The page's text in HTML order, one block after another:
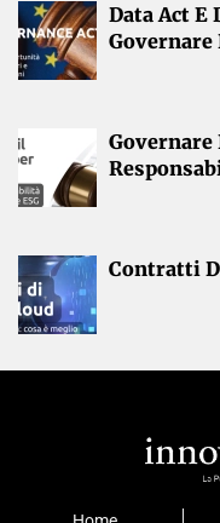
Data Act E
Governare
Governare
Contratti